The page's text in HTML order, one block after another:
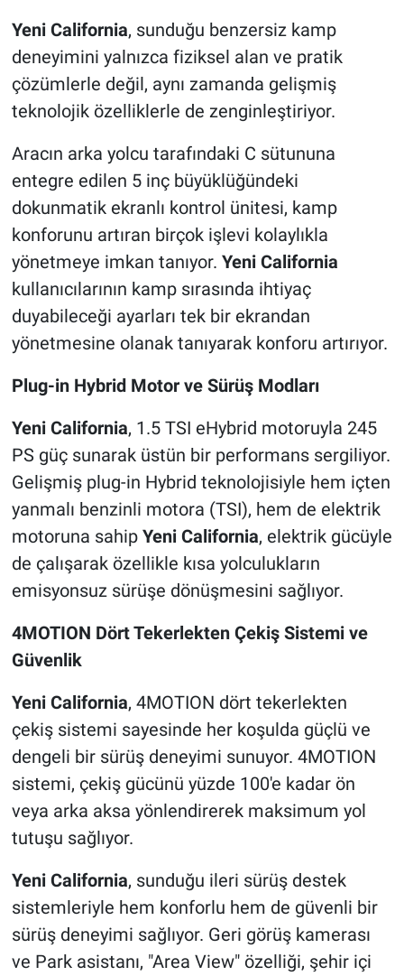
Yeni California, sunduğu benzersiz kamp
deneyimini yalnızca fiziksel alan ve pratik
çözümlerle değil, aynı zamanda gelişmiş
teknolojik özelliklerle de zenginleştiriyor.
Aracın arka yolcu tarafındaki C sütununa
entegre edilen 5 inç büyüklüğündeki
dokunmatik ekranlı kontrol ünitesi, kamp
konforunu artıran birçok işlevi kolaylıkla
yönetmeye imkan tanıyor. Yeni California
kullanıcılarının kamp sırasında ihtiyaç
duyabileceği ayarları tek bir ekrandan
yönetmesine olanak tanıyarak konforu artırıyor.
Plug-in Hybrid Motor ve Sürüş Modları
Yeni California, 1.5 TSI eHybrid motoruyla 245
PS güç sunarak üstün bir performans sergiliyor.
Gelişmiş plug-in Hybrid teknolojisiyle hem içten
yanmalı benzinli motora (TSI), hem de elektrik
motoruna sahip Yeni California, elektrik gücüyle
de çalışarak özellikle kısa yolculukların
emisyonsuz sürüşe dönüşmesini sağlıyor.
4MOTION Dört Tekerlekten Çekiş Sistemi ve
Güvenlik
Yeni California, 4MOTION dört tekerlekten
çekiş sistemi sayesinde her koşulda güçlü ve
dengeli bir sürüş deneyimi sunuyor. 4MOTION
sistemi, çekiş gücünü yüzde 100'e kadar ön
veya arka aksa yönlendirerek maksimum yol
tutuşu sağlıyor.
Yeni California, sunduğu ileri sürüş destek
sistemleriyle hem konforlu hem de güvenli bir
sürüş deneyimi sağlıyor. Geri görüş kamerası
ve Park asistanı, "Area View" özelliği, şehir içi